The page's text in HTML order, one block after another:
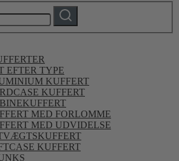
Søg
EFTER TYPE
KUFFERT
KUFFERT
MED FORLOMME
MED UDVIDELSE
KUFFERT